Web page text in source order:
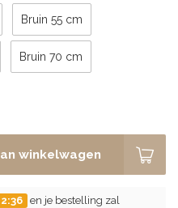
Bruin 55 cm
Bruin 70 cm
winkelwagen
en je bestelling zal